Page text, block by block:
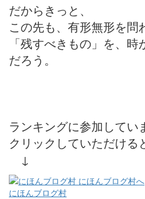
だからきっと、
この先も、有形無形を問
「残すべきもの」を、
だろう。
ランキングに参加してい
クリックしていただける
↓
にほんブログ村